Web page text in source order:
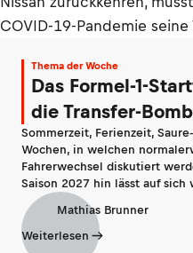
COVID-19-Pandemie
Thema der Woche
Das Formel-1-
die Transfer-
Sommerzeit, Ferienzeit,
Wochen, in welchen
Fahrerwechsel diskutiert
Saison 2027 hin lässt auf sich
Mathias Brunner
Weiterlesen